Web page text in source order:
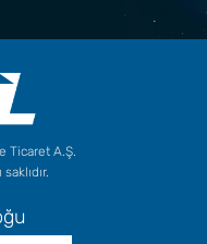
Ticaret A.Ş.